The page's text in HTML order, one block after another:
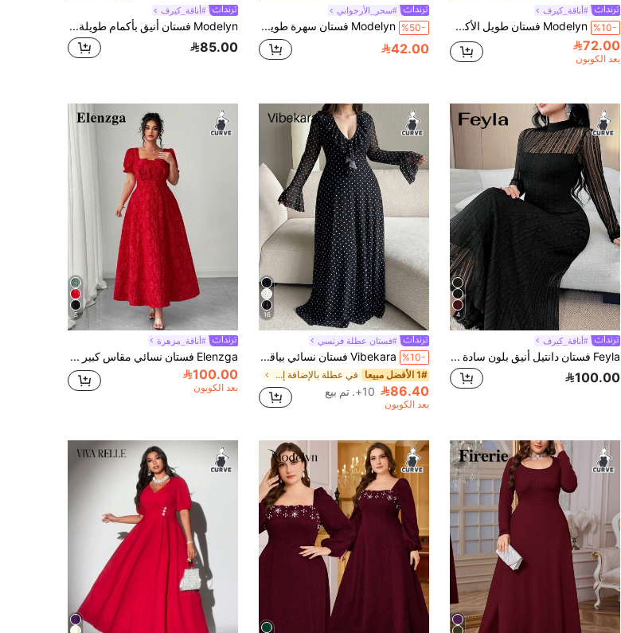
#أناقة_كيرف
%10- Modelyn فستان طويل الأكمام من الشبك المعدني المنفوخ باللون الأحمر مقاس كبير، أنيق
72.00
بعد الكوبون
#سحر_الأرجواني
%50- Modelyn فستان سهرة طويل بأكمام طويلة، أنيق، لون واحد، طوق مائل، تقطيع مشبك، حجم كبير
42.00
#أناقة_كيرف
Modelyn فستان أنيق بأكمام طويلة على شكل حرف A بخصر ملائم وطول متوسط، بتصميم لون سادة مع تباين الدانتيل، مقاسات كبيرة، مناسب للربيع والخريف
85.00
4
#أناقة_كيرف
Feyla فستان دانتيل أنيق بلون سادة للارتداء اليومي بمقاسات كبيرة
100.00
16
#فستان عطلة فرنسي
%10- Vibekara فستان نسائي بياقة على شكل حرف V وأكمام متسعة للحفلات والمكتب، حلو وجذاب، مزين بالكشكشة والنقاط، موضة رومانسية رجعية، فستان طويل بأكمام متسعة شفافة، مناسب للارتداء اليومي، موسم العودة إلى المدرسة، فساتين حفلات عيد ميلاد النساء، فساتين حفلات الكوكتيل، فساتين ضيوف الزفاف، فساتين سهرة أنيقة، مواعيد رومانسية، ملابس ، فستان أسود طويل، فستان رسمي أسود، فستان هالوين، فستان طويل الأرضية، فستان خريفي، فستان شتوي، متعدد الاستخدامات لجميع المواسم
1# الأفضل مبيعا في عطلة بالإضافة إلى حجم فساتين
86.40 10+. تم بيع
بعد الكوبون
5
#أناقة_مزهرة
Elenzga فستان نسائي مقاس كبير أنيق أحمر صيفي من الساتان بتصميم عتيق وزخارف زهرية جاكار بياقة مربعة وخصر مشدود، مناسب لحفلات الزفاف الرسمية والتخرج والكريسماس والحفلات
100.00
بعد الكوبون